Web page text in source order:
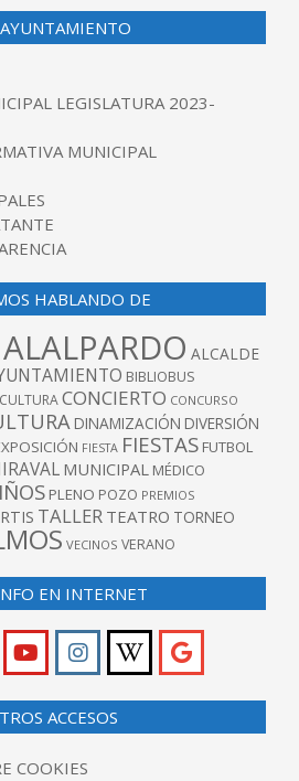
LEGISLATURA 2023-
MUNICIPAL
HABLANDO DE
ALALPARDO ALCALDE
BIBLIOBUS
CONCIERTO CONCURSO
DINAMIZACIÓN DIVERSIÓN
FIESTA FIESTAS FUTBOL
MUNICIPAL MÉDICO
PLENO POZO PREMIOS
TALLER TEATRO TORNEO
VECINOS VERANO
EN INTERNET
ACCESOS
COOKIES